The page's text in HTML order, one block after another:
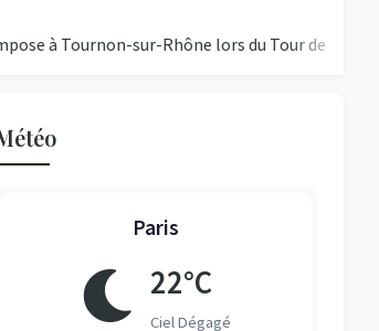
sur-Rhône lors du Tour de France
Paris
22°C
Ciel Dégagé